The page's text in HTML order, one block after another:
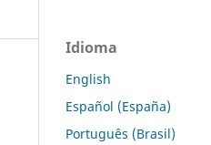
Idioma
English
Español (España)
Português (Brasil)